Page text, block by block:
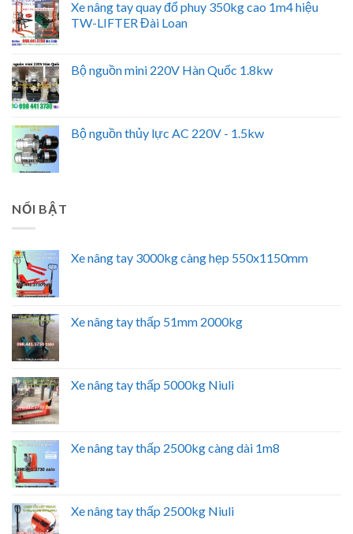
Xe nâng tay quay đổ phuy 350kg cao 1m4 hiệu
TW-LIFTER Đài Loan
Bộ nguồn mini 220V Hàn Quốc 1.8kw
Bộ nguồn thủy lực AC 220V - 1.5kw
NỔI BẬT
Xe nâng tay 3000kg càng hẹp 550x1150mm
Xe nâng tay thấp 51mm 2000kg
Xe nâng tay thấp 5000kg Niuli
Xe nâng tay thấp 2500kg càng dài 1m8
Xe nâng tay thấp 2500kg Niuli